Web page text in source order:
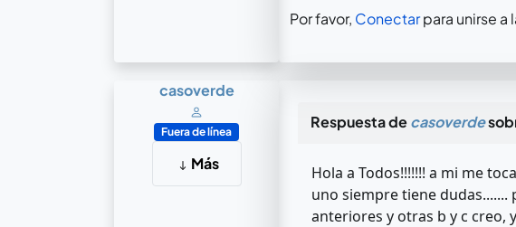
Por favor, Conectarpara unirse a
casoverde
Fuera de línea
Más
Respuesta decasoverde
Hola a Todos!!!!!!! a mi me
uno siempre tiene dudas.......
anteriores y otras b y c creo,